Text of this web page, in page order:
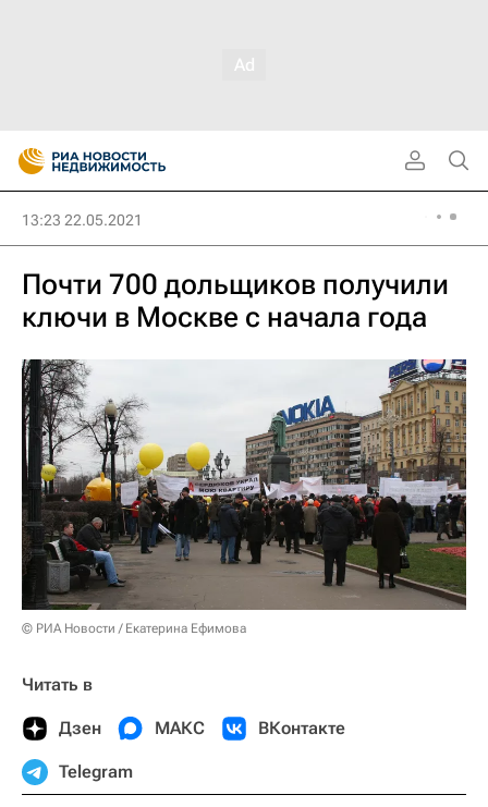
13:23 22.05.2021
Почти 700 дольщиков получили
ключи в Москве с начала года
© РИА Новости / Екатерина Ефимова
Читать в
Дзен МАКС ВКонтакте
Telegram